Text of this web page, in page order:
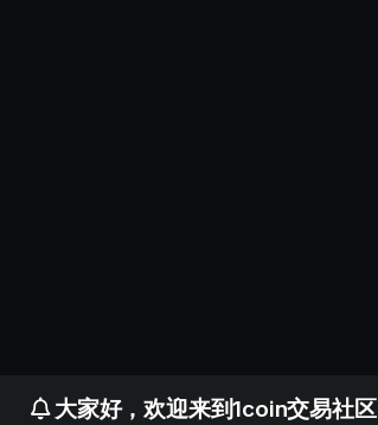
大家好，欢迎来到1coin交易社区